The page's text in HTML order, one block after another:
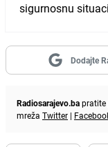
sigurnosnu
Dodajte
Radiosarajevo.bapratite
mreža Twitter |